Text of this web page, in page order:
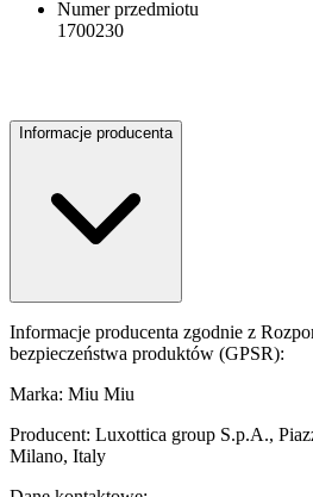
Numer przedmiotu
1700230
Informacje producenta
Informacje producenta zgodnie z
bezpieczeństwa produktów (GPSR):
Marka: Miu Miu
Producent: Luxottica group S.p.A.,
Milano, Italy